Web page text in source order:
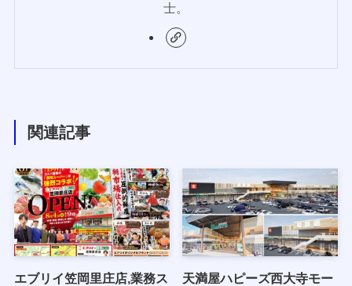
士。
関連記事
エブリイ笠岡里庄店,業務ス
天満屋ハピーズ西大寺モー